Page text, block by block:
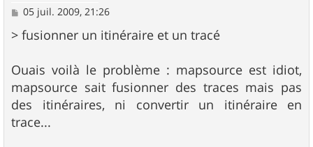
M
s
s
g
e
05 juil. 2009, 21:26
> fusionner un itinéraire et un tracé
Ouais voilà le problème : mapsource est idiot,
mapsource sait fusionner des traces mais pas
des itinéraires, ni convertir un itinéraire en
trace...